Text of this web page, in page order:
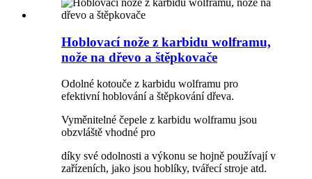
Hoblovací nože z karbidu wolframu,
nože na dřevo a štěpkovače
Odolné kotouče z karbidu wolframu pro
efektivní hoblování a štěpkování dřeva.
Vyměnitelné čepele z karbidu wolframu jsou
obzvláště vhodné pro
díky své odolnosti a výkonu se hojně používají v
zařízeních, jako jsou hoblíky, tvářecí stroje atd.